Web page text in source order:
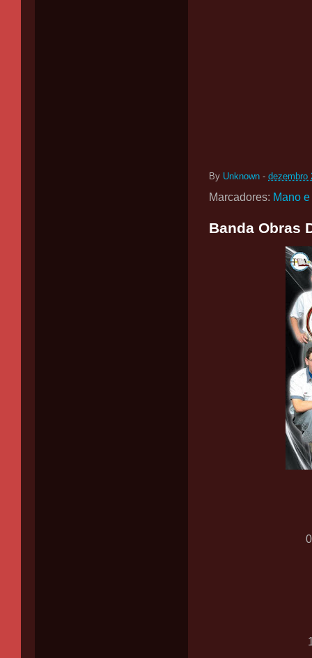
By Unknown - dezembro
Marcadores: Mano
Banda Obras